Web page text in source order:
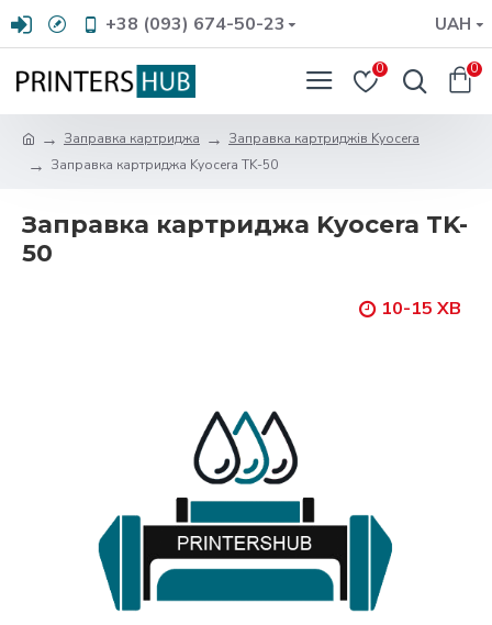
+38 (093) 674-50-23 UAH
0 0
Заправка картриджа
Заправка картриджів Kyocera
Заправка картриджа Kyocera TK-50
Заправка картриджа Kyocera TK-
50
10-15 ХВ